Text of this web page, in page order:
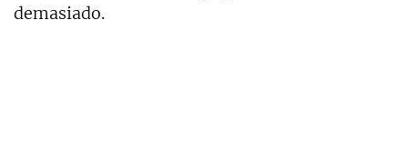
demasiado.